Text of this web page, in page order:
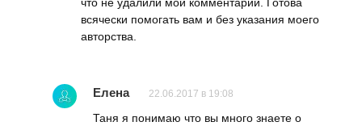
всячески помогать вам и без указания моего
авторства.
Елена 22.06.2017 в 19:08
Таня я понимаю что вы много знаете о